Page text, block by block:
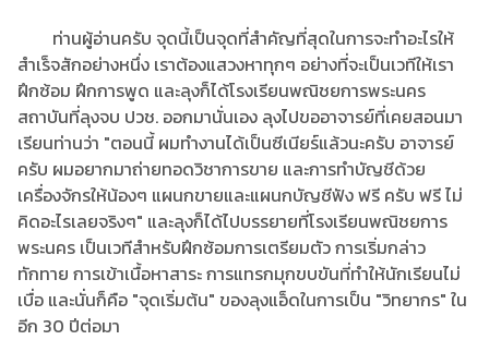
ท่านผู้อ่านครับ จุดนี้เป็นจุดที่สำคัญที่สุดในการจะทำอะไรให้
สำเร็จสักอย่างหนึ่ง เราต้องแสวงหาทุกๆ อย่างที่จะเป็นเวทีให้เรา
ฝึกซ้อม ฝึกการพูด และลุงก็ได้โรงเรียนพณิชยการพระนคร
สถาบันที่ลุงจบ ปวช. ออกมานั่นเอง ลุงไปขออาจารย์ที่เคยสอนมา
เรียนท่านว่า "ตอนนี้ ผมทำงานได้เป็นซีเนียร์แล้วนะครับ อาจารย์
ครับ ผมอยากมาถ่ายทอดวิชาการขาย และการทำบัญชีด้วย
เครื่องจักรให้น้องๆ แผนกขายและแผนกบัญชีฟัง ฟรี ครับ ฟรี ไม่
คิดอะไรเลยจริงๆ" และลุงก็ได้ไปบรรยายที่โรงเรียนพณิชยการ
พระนคร เป็นเวทีสำหรับฝึกซ้อมการเตรียมตัว การเริ่มกล่าว
ทักทาย การเข้าเนื้อหาสาระ การแทรกมุกขบขันที่ทำให้นักเรียนไม่
เบื่อ และนั่นก็คือ "จุดเริ่มต้น" ของลุงแอ็ดในการเป็น "วิทยากร" ใน
อีก 30 ปีต่อมา